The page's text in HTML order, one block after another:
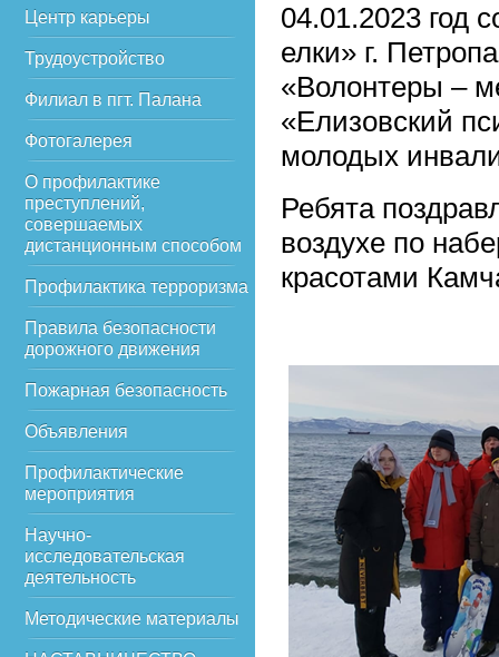
Центр карьеры
Трудоустройство
Филиал в пгт. Палана
Фотогалерея
О профилактике
преступлений,
совершаемых
дистанционным способом
Профилактика терроризма
Правила безопасности
дорожного движения
Пожарная безопасность
Объявления
Профилактические
мероприятия
Научно-
исследовательская
деятельность
Методические материалы
04.01.2023 год
елки» г.
«Волонтеры –
«Елизовский
молодых
Ребята
воздухе по
красотами